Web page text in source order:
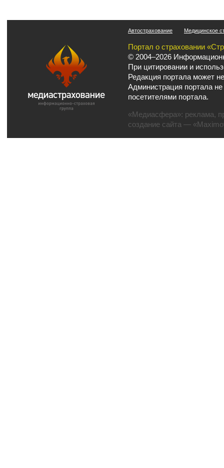
Автострахование Медицинское
Портал о страховании
© 2004–2026
При цитировании и
Редакция портала может
Администрация портала
посетителями портала.
«Медиасфера»: реклама,
создание сайта —